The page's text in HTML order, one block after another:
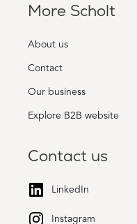
More Scholt
About us
Contact
Our business
Explore B2B website
Contact us
LinkedIn
Instagram